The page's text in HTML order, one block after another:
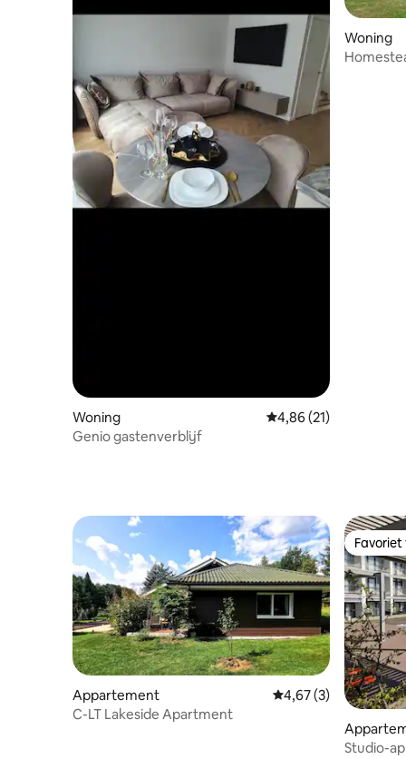
Woning Gemiddelde
4,86 (21)
Genio gastenverblijf
Woning
Appartement Gemiddelde
4,67 (3)
C-LT Lakeside Apartment
Studio-